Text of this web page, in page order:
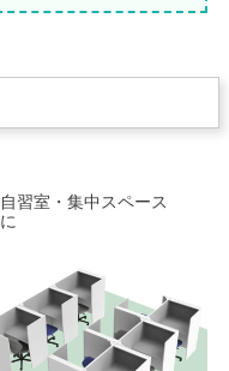
自習室・集中スペース
に